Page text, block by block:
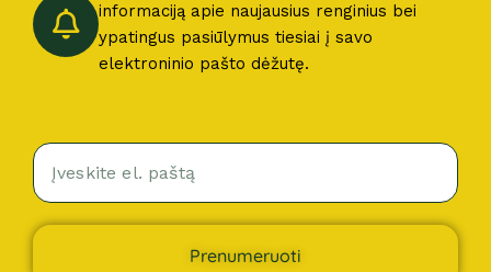
informaciją apie naujausius renginius bei
ypatingus pasiūlymus tiesiai į savo
elektroninio pašto dėžutę.
Prenumeruoti